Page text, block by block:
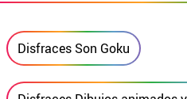
Disfraces Son Goku